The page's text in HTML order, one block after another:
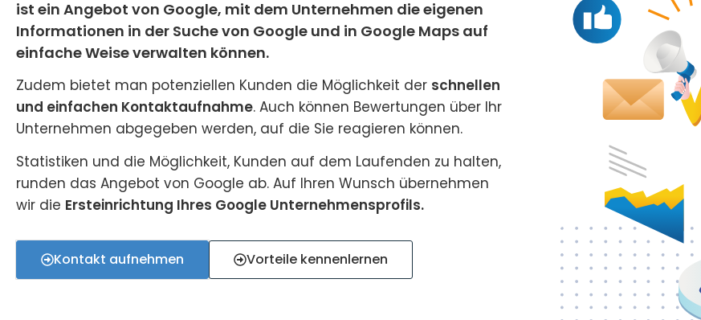
ist ein Angebot von Google, mit dem Unternehmen die eigenen
Informationen in der Suche von Google und in Google Maps auf
einfache Weise verwalten können.
Zudem bietet man potenziellen Kunden die Möglichkeit der schnellen
und einfachen Kontaktaufnahme. Auch können Bewertungen über Ihr
Unternehmen abgegeben werden, auf die Sie reagieren können.
Statistiken und die Möglichkeit, Kunden auf dem Laufenden zu halten,
runden das Angebot von Google ab. Auf Ihren Wunsch übernehmen
wir die Ersteinrichtung Ihres Google Unternehmensprofils.
Kontakt aufnehmen Vorteile kennenlernen